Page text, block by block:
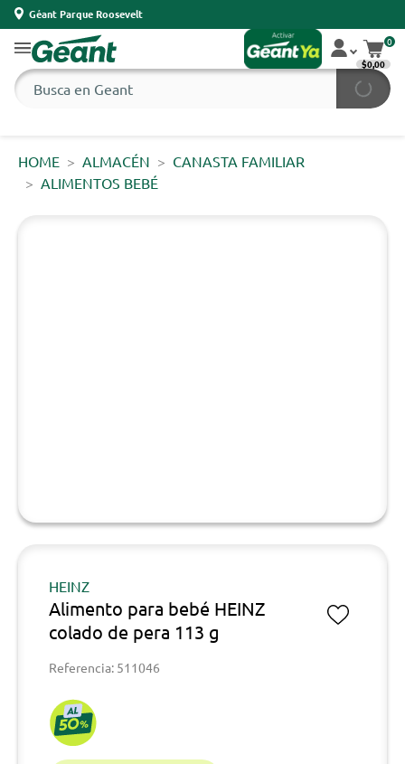
Géant Parque Roosevelt
0
$0,00
HOME ALMACÉN
CANASTA FAMILIAR
ALIMENTOS BEBÉ
HEINZ
Alimento para bebé HEINZ
colado de pera 113 g
Referencia: 511046